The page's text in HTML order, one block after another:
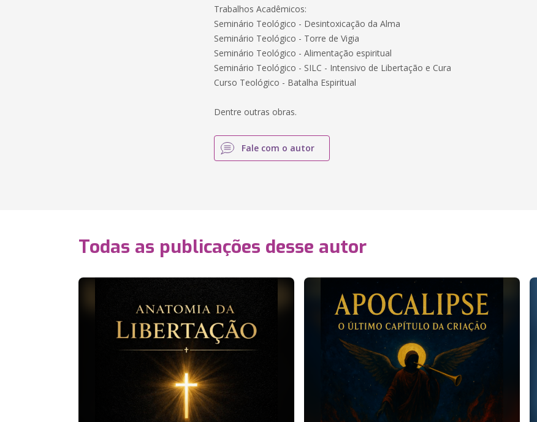
Trabalhos Acadêmicos:
Seminário Teológico - Desintoxicação da Alma
Seminário Teológico - Torre de Vigia
Seminário Teológico - Alimentação espiritual
Seminário Teológico - SILC - Intensivo de Libertação e Cura
Curso Teológico - Batalha Espiritual
Dentre outras obras.
Fale com o autor
Todas as publicações desse autor